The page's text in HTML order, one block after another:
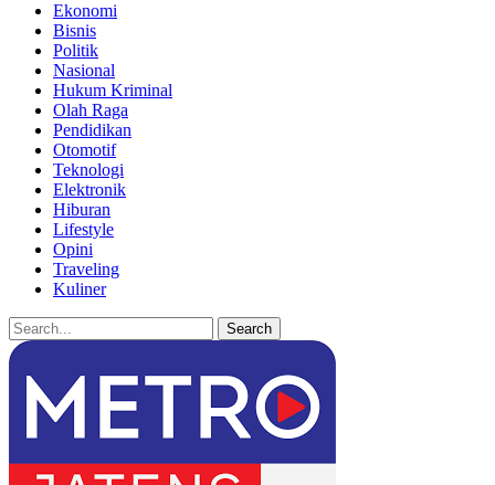
Ekonomi
Bisnis
Politik
Nasional
Hukum Kriminal
Olah Raga
Pendidikan
Otomotif
Teknologi
Elektronik
Hiburan
Lifestyle
Opini
Traveling
Kuliner